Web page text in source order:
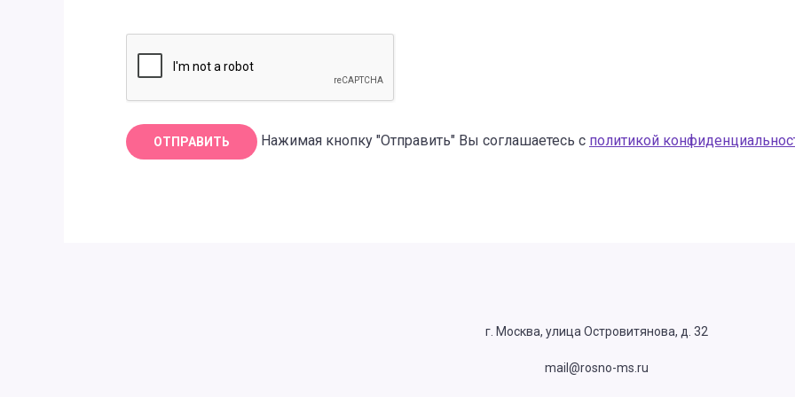
Нажимая кнопку "Отправить" Вы соглашаетесь с политикой
г. Москва, улица Островитянова, д. 32
mail@rosno-ms.ru